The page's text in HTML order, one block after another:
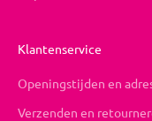
Klantenservice
Openingstijden en
Verzenden en